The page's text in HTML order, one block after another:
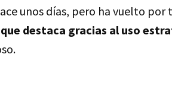
unos días, pero ha vuelto
destaca gracias al uso